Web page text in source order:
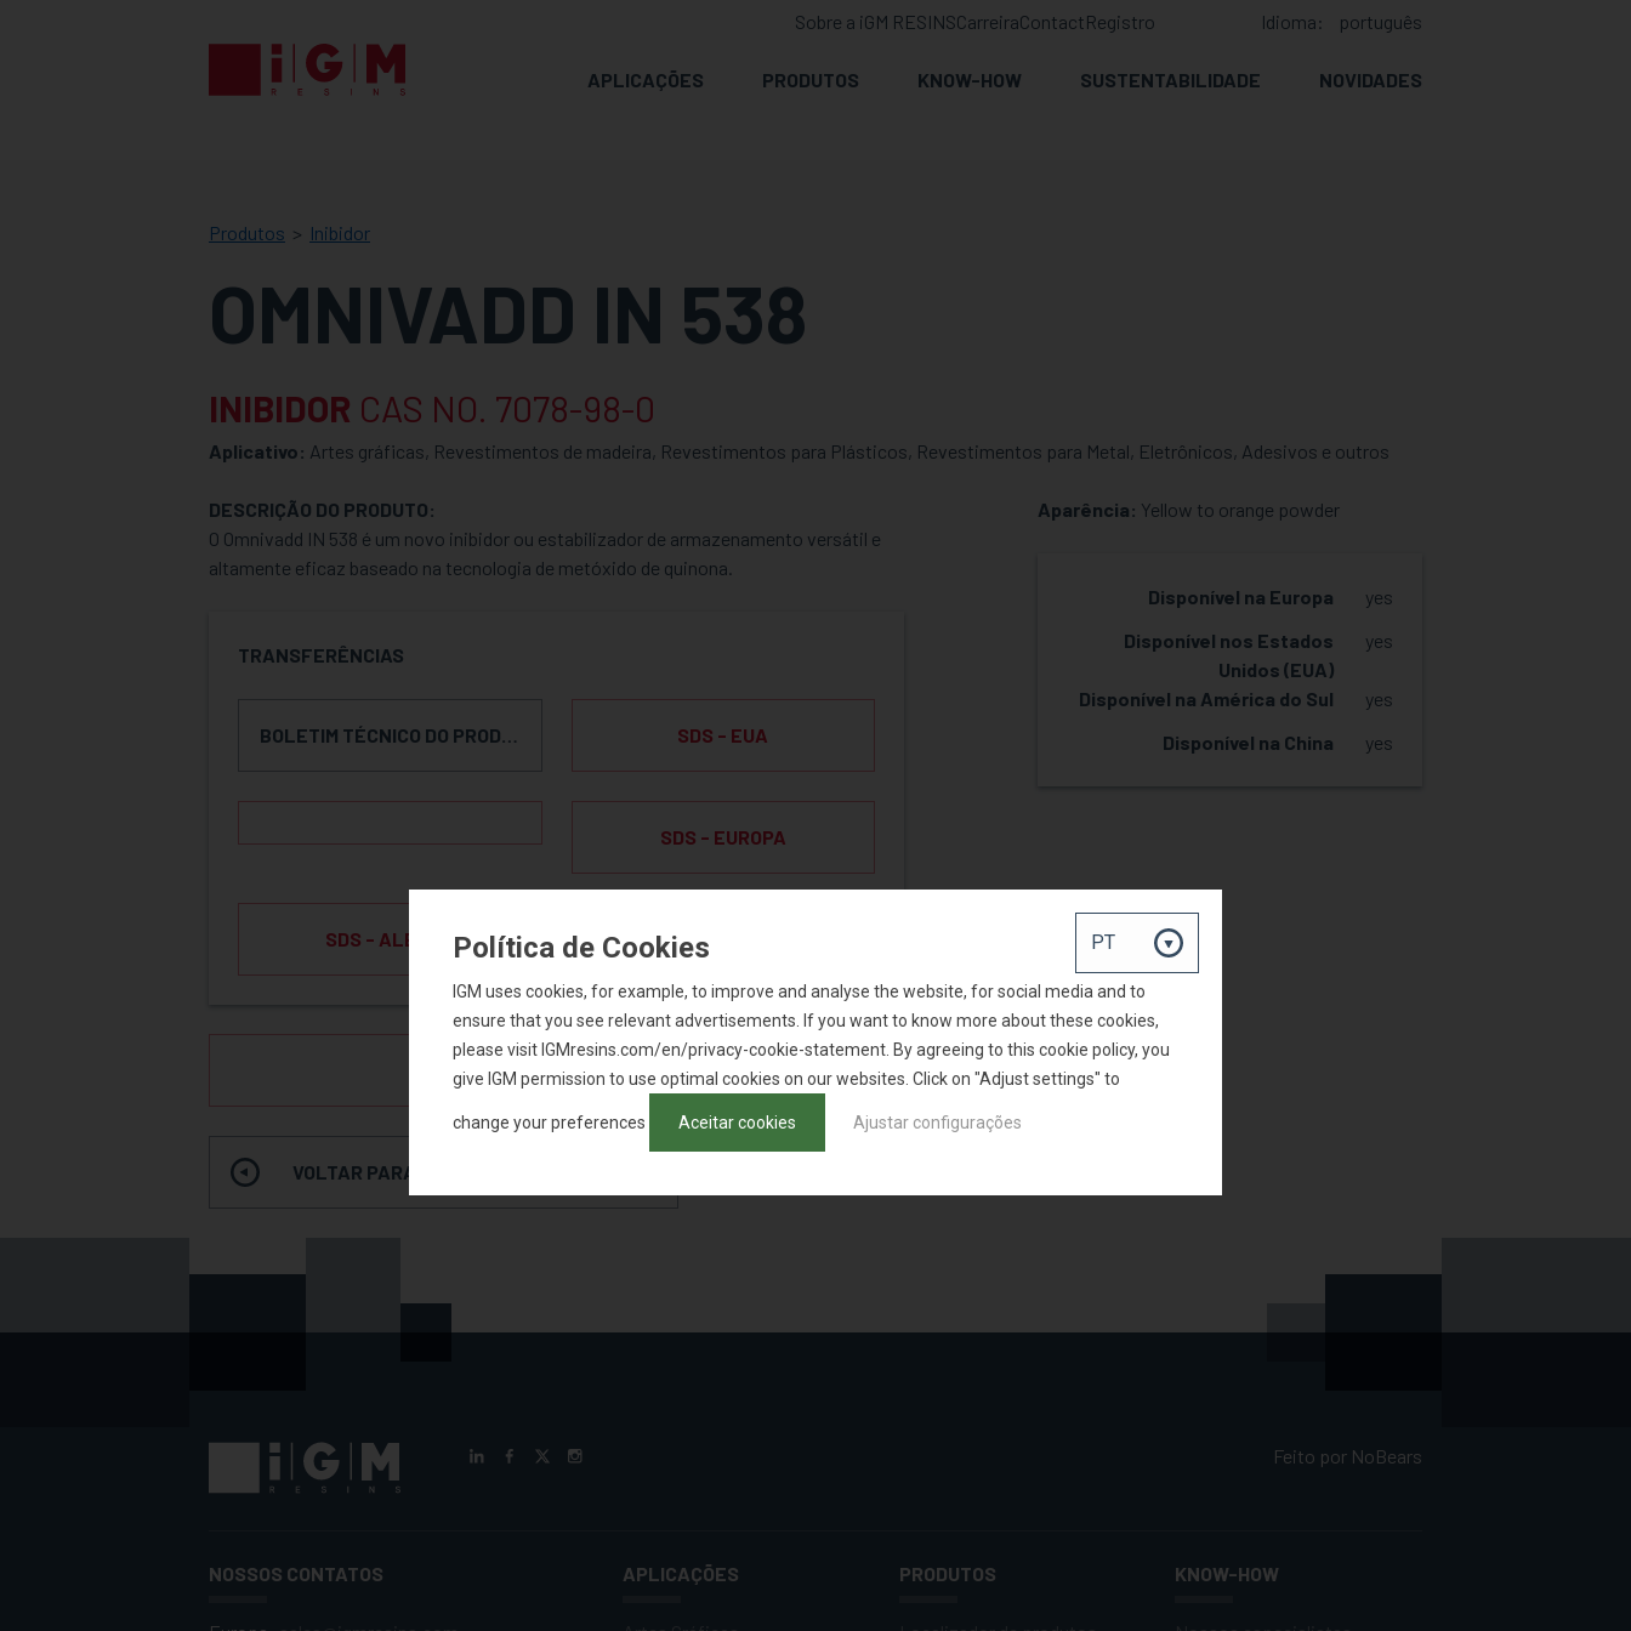
APLICAÇÕES PRODUTOS KNOW-HOW SUSTENTABILIDADE NOVIDADES
Idioma: português
Sobre a iGM RESINSCarreiraContactRegistro
RESINS
Produtos Inibidor
OMNIVADD IN 538
INIBIDOR CAS NO. 7078-98-0
Aplicativo: Artes gráficas, Revestimentos de madeira, Revestimentos para Plásticos, Revestimentos para Metal, Eletrônicos, Adesivos e outros
DESCRIÇÃO DO PRODUTO:
O Omnivadd IN 538 é um novo inibidor ou estabilizador de armazenamento versátil e
altamente eficaz baseado na tecnologia de metóxido de quinona.
TRANSFERÊNCIAS
BOLETIM TÉCNICO DO PRODUTO SDS - EUA
SDS - EUROPA
SDS - ALEMÃO
SOLICITAR AMOSTRA
Aparência: Yellow to orange powder
Disponível na Europa
yes
Disponível nos Estados
Unidos (EUA)
yes
Disponível na América do Sul
yes
Disponível na China
yes
VOLTAR PARA A PESQUISA DE PRODUTOS
Feito por NoBears
NOSSOS CONTATOS APLICAÇÕES PRODUTOS KNOW-HOW
Política de Cookies
IGM uses cookies, for example, to improve and analyse the website, for social media and to
ensure that you see relevant advertisements. If you want to know more about these cookies,
please visit IGMresins.com/en/privacy-cookie-statement. By agreeing to this cookie policy, you
give IGM permission to use optimal cookies on our websites. Click on "Adjust settings" to
change your preferences Aceitar cookies Ajustar configurações